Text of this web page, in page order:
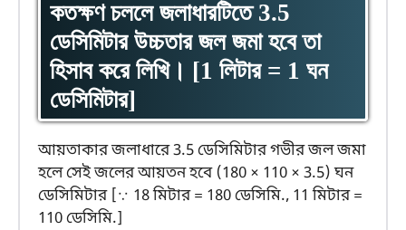
কতক্ষণ চললে জলাধারটিতে 3.5
ডেসিমিটার উচ্চতার জল জমা হবে তা
হিসাব করে লিখি। [1 লিটার = 1 ঘন
ডেসিমিটার]
আয়তাকার জলাধারে 3.5 ডেসিমিটার গভীর জল জমা
হলে সেই জলের আয়তন হবে (180 × 110 × 3.5) ঘন
ডেসিমিটার [∵ 18 মিটার = 180 ডেসিমি., 11 মিটার =
110 ডেসিমি.]